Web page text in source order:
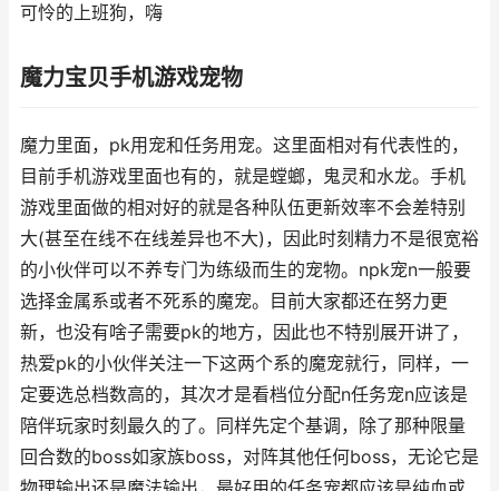
可怜的上班狗，嗨
魔力宝贝手机游戏宠物
魔力里面，pk用宠和任务用宠。这里面相对有代表性的，
目前手机游戏里面也有的，就是螳螂，鬼灵和水龙。手机
游戏里面做的相对好的就是各种队伍更新效率不会差特别
大(甚至在线不在线差异也不大)，因此时刻精力不是很宽裕
的小伙伴可以不养专门为练级而生的宠物。npk宠n一般要
选择金属系或者不死系的魔宠。目前大家都还在努力更
新，也没有啥子需要pk的地方，因此也不特别展开讲了，
热爱pk的小伙伴关注一下这两个系的魔宠就行，同样，一
定要选总档数高的，其次才是看档位分配n任务宠n应该是
陪伴玩家时刻最久的了。同样先定个基调，除了那种限量
回合数的boss如家族boss，对阵其他任何boss，无论它是